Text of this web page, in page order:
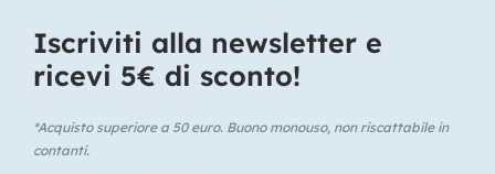
Iscriviti alla newsletter e
ricevi 5€ di sconto!​
*Acquisto superiore a 50 euro. Buono monouso, non riscattabile in
contanti.